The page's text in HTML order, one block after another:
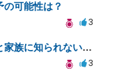
可能性は？
3
書類送検後の対応と家族に知られないための手続きについて相談
3